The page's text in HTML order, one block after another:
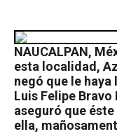
NAUCALPAN,
esta localidad,
negó que le
Luis Felipe
aseguró que
ella,